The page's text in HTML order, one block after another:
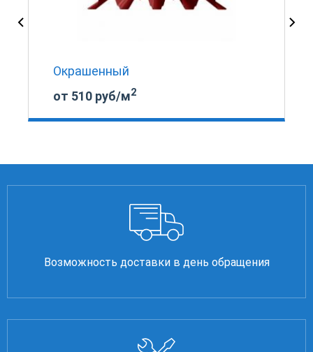
Окрашенный
от 510 руб/м2
Возможность доставки в день обращения